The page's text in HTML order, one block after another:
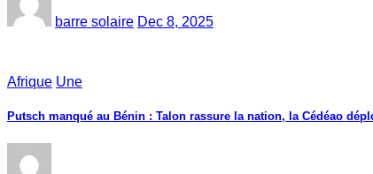
barre solaire Dec 8, 2025
Afrique Une
Putsch manqué au Bénin : Talon rassure la nation, la Cédéao